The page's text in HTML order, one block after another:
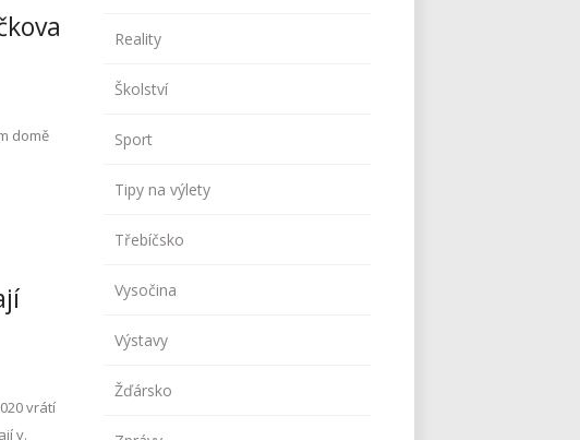
domě
vrátí
v.
Reality
Školství
Sport
Tipy na výlety
Třebíčsko
Vysočina
Výstavy
Žďársko